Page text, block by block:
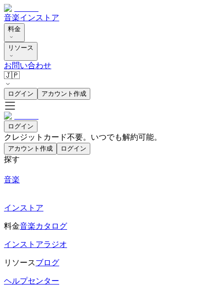
音楽インストア
料金
リソース
お問い合わせ
🇯🇵
ログイン アカウント作成
ログイン
クレジットカード不要。いつでも解約可能。
アカウント作成 ログイン
探す
音楽
インストア
料金音楽カタログ
インストアラジオ
リソースブログ
ヘルプセンター